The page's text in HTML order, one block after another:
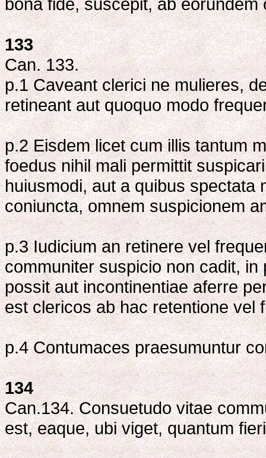
bona fide, suscepit, ab
133
Can. 133.
p.1 Caveant clerici ne mulieres,
retineant aut quoquo modo
p.2 Eisdem licet cum illis tantum
foedus nihil mali permittit
huiusmodi, aut a quibus spectata
coniuncta, omnem suspicionem
p.3 Iudicium an retinere vel
communiter suspicio non cadit,
possit aut incontinentiae aferre
est clericos ab hac retentione vel
p.4 Contumaces praesumuntur
134
Can.134. Consuetudo vitae
est, eaque, ubi viget, quantum